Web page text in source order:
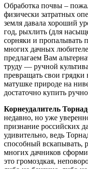
Обработка почвы –
физически затратных
земля давала хороший
год, рыхлить (для
сорняки и пропалывать
многих дачных
предлагаем Вам
труду — ручной
превращать свои
матушке природе на
достаточно купить
Корнеудалитель
недавно, но уже
признание российских
удивительно, ведь
способный вскапывать,
многих дачников
это громоздкая,